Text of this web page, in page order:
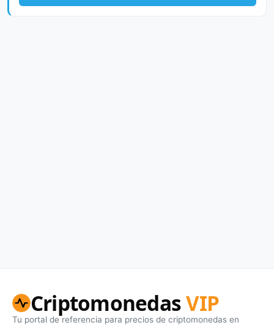
CriptomonedasVIP
Tu portal de referencia para precios de criptomonedas en